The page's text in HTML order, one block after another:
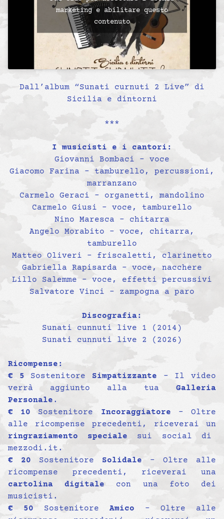
marketing e abilitare questo
contenuto
Dall’album “Sunati curnuti 2 Live” di
Sicilia e dintorni
***
I musicisti e i cantori:
Giovanni Bombaci – voce
Giacomo Farina – tamburello, percussioni,
marranzano
Carmelo Geraci – organetti, mandolino
Carmelo Giusi – voce, tamburello
Nino Maresca – chitarra
Angelo Morabito – voce, chitarra,
tamburello
Matteo Oliveri – friscaletti, clarinetto
Gabriella Rapisarda – voce, nacchere
Lillo Salemme – voce, effetti percussivi
Salvatore Vinci – zampogna a paro
Discografia:
Sunati cunnuti live 1 (2014)
Sunati cunnuti live 2 (2026)
Ricompense:
€ 5 Sostenitore Simpatizzante – Il video
verrà aggiunto alla tua Galleria
Personale .
€ 10 Sostenitore Incoraggiatore – Oltre
alle ricompense precedenti, riceverai un
ringraziamento speciale sui social di
mezzodi.it.
€ 20 Sostenitore Solidale – Oltre alle
ricompense precedenti, riceverai una
cartolina digitale con una foto dei
musicisti.
€ 50 Sostenitore Amico – Oltre alle